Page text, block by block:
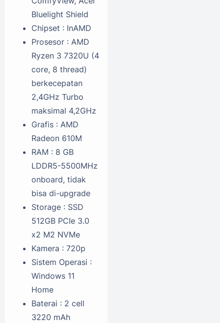
Bluelight Shield
Chipset : InAMD
Prosesor : AMD
Ryzen 3 7320U (4
core, 8 thread)
berkecepatan
2,4GHz Turbo
maksimal 4,2GHz
Grafis : AMD
Radeon 610M
RAM : 8 GB
LDDR5-5500MHz
onboard, tidak
bisa di-upgrade
Storage : SSD
512GB PCIe 3.0
x2 M2 NVMe
Kamera : 720p
Sistem Operasi :
Windows 11
Home
Baterai : 2 cell
3220 mAh